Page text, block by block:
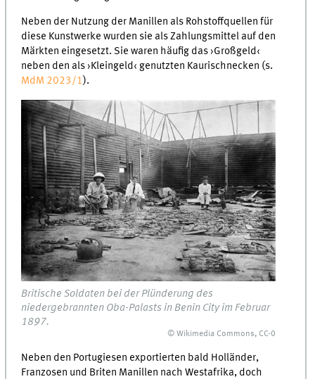
Neben der Nutzung der Manillen als Rohstoffquellen für
diese Kunstwerke wurden sie als Zahlungsmittel auf den
Märkten eingesetzt. Sie waren häufig das ›Großgeld‹
neben den als ›Kleingeld‹ genutzten Kaurischnecken (s.
MdM 2023/1).
Britische Soldaten bei der Plünderung des
niedergebrannten Oba-Palasts in Benin City im Februar
1897.
© Wikimedia Commons, CC-0
Neben den Portugiesen exportierten bald Holländer,
Franzosen und Briten Manillen nach Westafrika, doch